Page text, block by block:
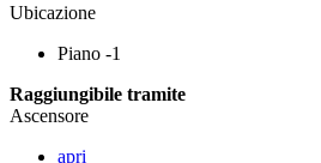
Ubicazione
Piano -1
Raggiungibile tramite
Ascensore
apri